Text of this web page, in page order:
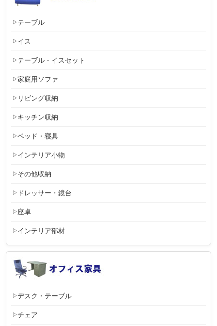
テーブル
イス
テーブル・イスセット
家庭用ソファ
リビング収納
キッチン収納
ベッド・寝具
インテリア小物
その他収納
ドレッサー・鏡台
座卓
インテリア部材
デスク・テーブル
チェア